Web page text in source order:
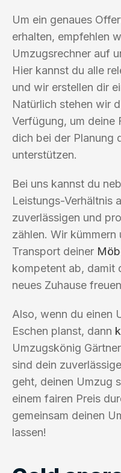
Um ein genaues
erhalten, empfehlen
Umzugsrechner auf
Hier kannst du alle
und wir erstellen dir
Natürlich stehen wir
Verfügung, um deine
dich bei der Planung
unterstützen.
Bei uns kannst du
Leistungs-Verhältnis
zuverlässigen und
zählen. Wir kümmern
Transport deiner
kompetent ab, damit
neues Zuhause
Also, wenn du einen
Eschen planst, dann
Umzugskönig
sind dein
geht, deinen Umzug
einem fairen Preis
gemeinsam deinen
lassen!